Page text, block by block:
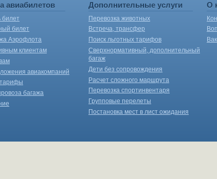
авиабилетов
билет
билет
Аэрофлота
клиентам
авиакомпаний
багажа
Дополнительные услуги
Перевозка животных
Встреча, трансфер
Поиск льготных тарифов
Сверхнормативный, дополнительный
багаж
Дети без сопровождения
Расчет сложного маршрута
Перевозка спортинвентаря
Групповые перелеты
Постановка мест в лист ожидания
О